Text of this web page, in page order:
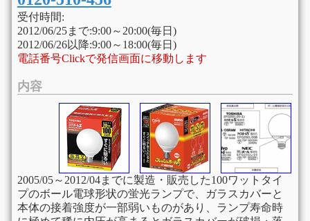
受付時間:
2012/06/25まで:9:00～20:00(毎日)
2012/06/26以降:9:00～18:00(毎日)
電話番号Clickで発信画面に移動します
内容
2005/05～2012/04までに製造・販売した100ワットタイ
プのボール電球形状の蛍光ランプで、ガラスカバーと
本体の接着強度が一部弱いものがあり、ランプ寿命時